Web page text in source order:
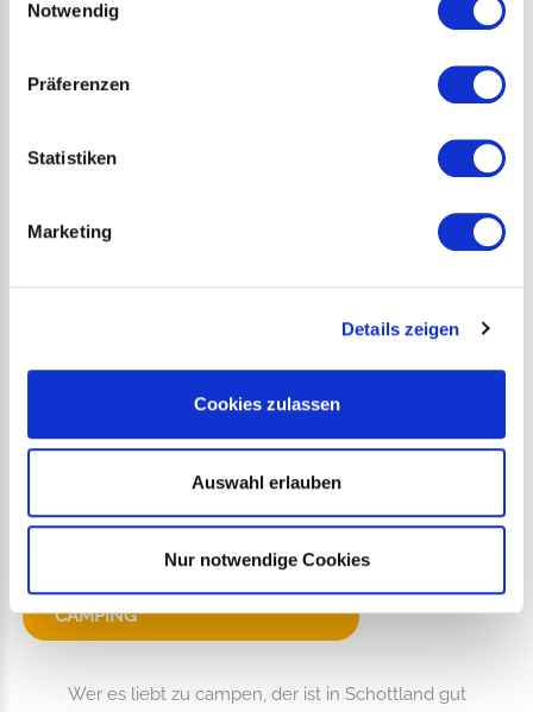
Notwendig
Präferenzen
Statistiken
Marketing
Details zeigen
Cookies zulassen
Auswahl erlauben
Nur notwendige Cookies
Durchschnittliche Niederschlagstage,
Durchschnittliche Temperaturen, äußere
Unterkünfte
JUGENDHERBERGEN/HOSTELS
CAMPING
Wer es liebt zu campen, der ist in Schottland gut